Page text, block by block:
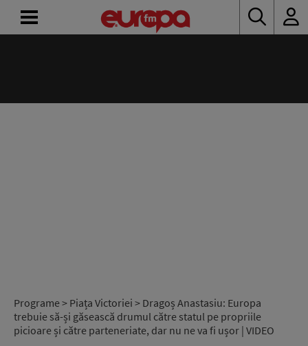
Programe> Piața Victoriei > Dragoș Anastasiu: Europa
trebuie să-și găsească drumul către statul pe propriile
picioare și către parteneriate, dar nu ne va fi ușor | VIDEO